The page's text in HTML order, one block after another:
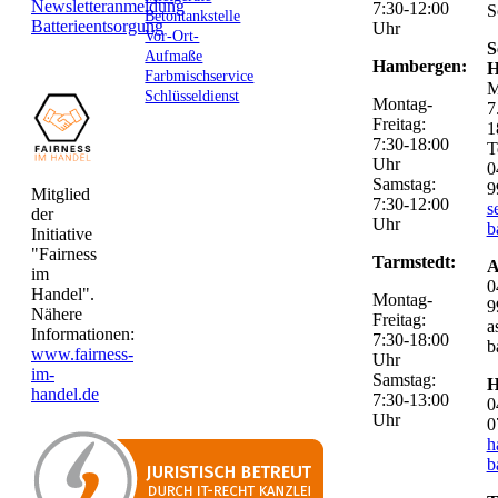
Newsletteranmeldung
Batterieentsorgung
Mitglied
der
Initiative
"Fairness
im
Handel".
Nähere
Informationen:
www.fairness-
im-
handel.de
Betontankstelle
Vor-Ort-
Aufmaße
Farbmischservice
Schlüsseldienst
7:30-12:00
Uhr
Hambergen:
Montag-
Freitag:
7:30-18:00
Uhr
Samstag:
7:30-12:00
Uhr
Tarmstedt:
Montag-
Freitag:
7:30-18:00
Uhr
Samstag:
7:30-13:00
Uhr